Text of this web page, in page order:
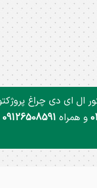
و همراه 09126508591